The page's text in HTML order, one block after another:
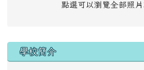
點選可以瀏覽全部照片
學校簡介